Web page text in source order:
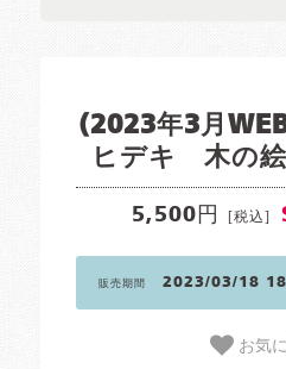
(2023年3月
ヒデキ 木の
5,500円 [税込]
販売期間 2023/03/18
お気